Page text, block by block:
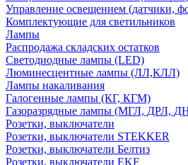
Управление освещением (датчики,
Комплектующие для светильников
Лампы
Распродажа складских остатков
Светодиодные лампы (LED)
Люминесцентные лампы (ЛЛ,КЛЛ)
Лампы накаливания
Галогенные лампы (КГ, КГМ)
Газоразрядные лампы (МГЛ, ДРЛ,
Розетки, выключатели
Розетки, выключатели STEKKER
Розетки, выключатели Белтиз
Розетки, выключатели EKF